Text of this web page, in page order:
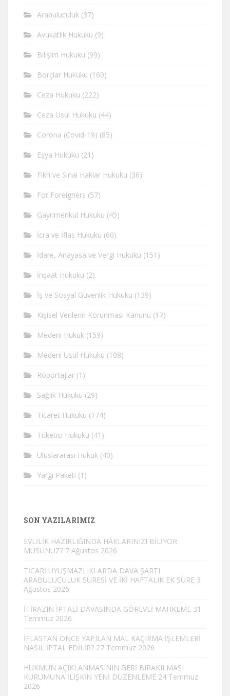
Arabuluculuk (37)
Avukatlık Hukuku (9)
Bilişim Hukuku (99)
Borçlar Hukuku (160)
Ceza Hukuku (222)
Ceza Usul Hukuku (44)
Corona (Covid-19) (85)
Eşya Hukuku (21)
Fikri ve Sinai Haklar Hukuku (36)
For Foreigners (57)
Gayrimenkul Hukuku (45)
İcra ve İflas Hukuku (60)
İdare, Anayasa ve Vergi Hukuku (151)
İnşaat Hukuku (2)
İş ve Sosyal Güvenlik Hukuku (139)
Kişisel Verilerin Korunması Kanunu (17)
Medeni Hukuk (159)
Medeni Usul Hukuku (108)
Röportajlar (1)
Sağlık Hukuku (29)
Ticaret Hukuku (174)
Tüketici Hukuku (41)
Uluslararası Hukuk (40)
Yargı Paketi (1)
SON YAZILARIMIZ
EVLİLİK HAZIRLIĞINDA HAKLARINIZI BİLİYOR
MUSUNUZ? 7 Ağustos 2026
TİCARİ UYUŞMAZLIKLARDA DAVA ŞARTI
ARABULUCULUK SÜRESİ VE İKİ HAFTALIK EK SÜRE 3
Ağustos 2026
İTİRAZIN İPTALİ DAVASINDA GÖREVLİ MAHKEME 31
Temmuz 2026
İFLASTAN ÖNCE YAPILAN MAL KAÇIRMA İŞLEMLERİ
NASIL İPTAL EDİLİR? 27 Temmuz 2026
HÜKMÜN AÇIKLANMASININ GERİ BIRAKILMASI
KURUMUNA İLİŞKİN YENİ DÜZENLEME 24 Temmuz
2026